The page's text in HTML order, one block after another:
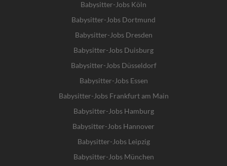
Babysitter-Jobs Köln
Babysitter-Jobs Dortmund
Babysitter-Jobs Dresden
Babysitter-Jobs Duisburg
Babysitter-Jobs Düsseldorf
Babysitter-Jobs Essen
Babysitter-Jobs Frankfurt am Main
Babysitter-Jobs Hamburg
Babysitter-Jobs Hannover
Babysitter-Jobs Leipzig
Babysitter-Jobs München